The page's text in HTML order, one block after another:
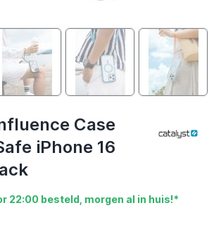
Case
iPhone 16
22:00 besteld, morgen al in huis!*